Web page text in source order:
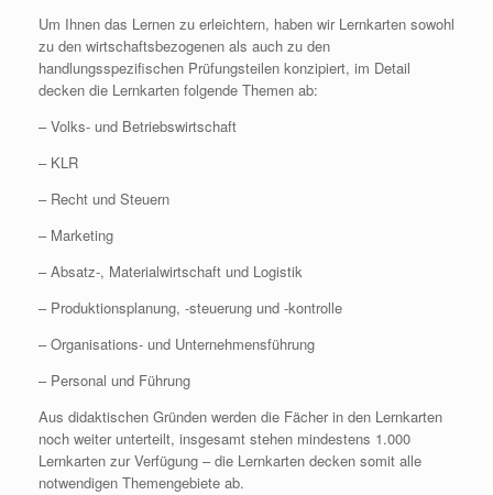
Um Ihnen das Lernen zu erleichtern, haben wir Lernkarten sowohl
zu den wirtschaftsbezogenen als auch zu den
handlungsspezifischen Prüfungsteilen konzipiert, im Detail
decken die Lernkarten folgende Themen ab:
– Volks- und Betriebswirtschaft
– KLR
– Recht und Steuern
– Marketing
– Absatz-, Materialwirtschaft und Logistik
– Produktionsplanung, -steuerung und -kontrolle
– Organisations- und Unternehmensführung
– Personal und Führung
Aus didaktischen Gründen werden die Fächer in den Lernkarten
noch weiter unterteilt, insgesamt stehen mindestens 1.000
Lernkarten zur Verfügung – die Lernkarten decken somit alle
notwendigen Themengebiete ab.